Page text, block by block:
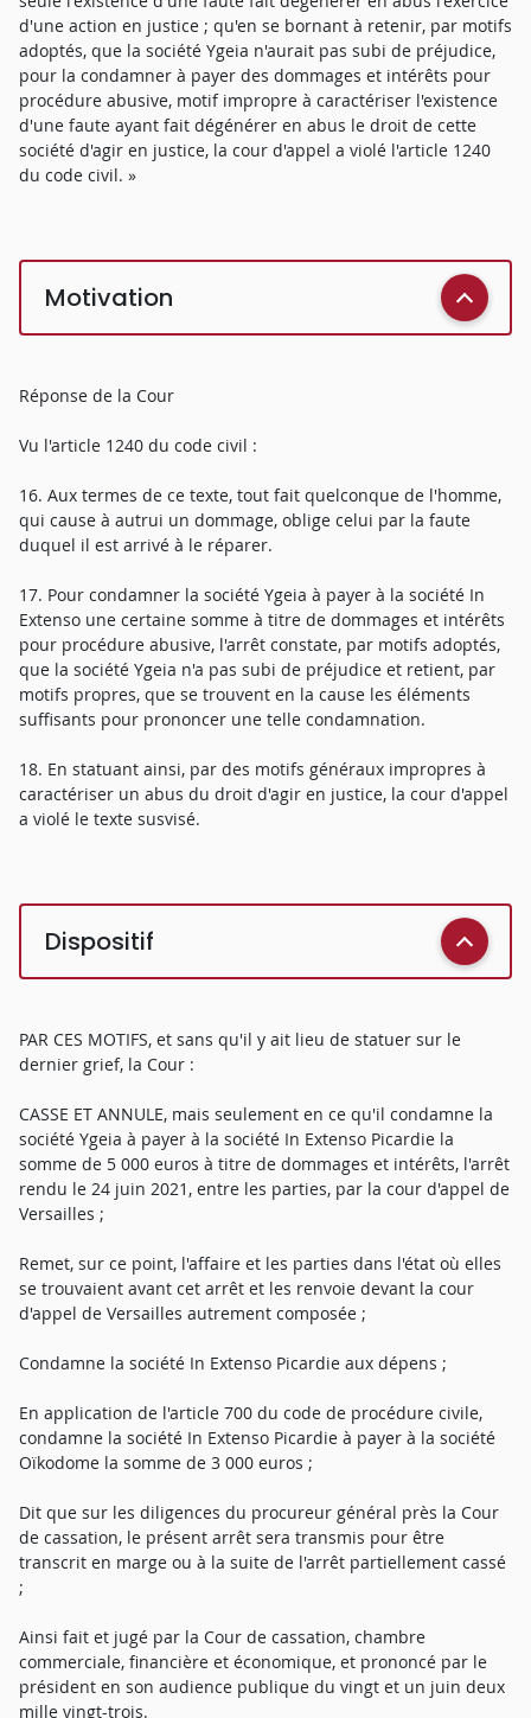
d'une action en justice ; qu'en se bornant à retenir, par motifs
adoptés, que la société Ygeia n'aurait pas subi de préjudice,
pour la condamner à payer des dommages et intérêts pour
procédure abusive, motif impropre à caractériser l'existence
d'une faute ayant fait dégénérer en abus le droit de cette
société d'agir en justice, la cour d'appel a violé l'article 1240
du code civil. »
Motivation
Réponse de la Cour
Vu l'article 1240 du code civil :
16. Aux termes de ce texte, tout fait quelconque de l'homme,
qui cause à autrui un dommage, oblige celui par la faute
duquel il est arrivé à le réparer.
17. Pour condamner la société Ygeia à payer à la société In
Extenso une certaine somme à titre de dommages et intérêts
pour procédure abusive, l'arrêt constate, par motifs adoptés,
que la société Ygeia n'a pas subi de préjudice et retient, par
motifs propres, que se trouvent en la cause les éléments
suffisants pour prononcer une telle condamnation.
18. En statuant ainsi, par des motifs généraux impropres à
caractériser un abus du droit d'agir en justice, la cour d'appel
a violé le texte susvisé.
Dispositif
PAR CES MOTIFS, et sans qu'il y ait lieu de statuer sur le
dernier grief, la Cour :
CASSE ET ANNULE, mais seulement en ce qu'il condamne la
société Ygeia à payer à la société In Extenso Picardie la
somme de 5 000 euros à titre de dommages et intérêts, l'arrêt
rendu le 24 juin 2021, entre les parties, par la cour d'appel de
Versailles ;
Remet, sur ce point, l'affaire et les parties dans l'état où elles
se trouvaient avant cet arrêt et les renvoie devant la cour
d'appel de Versailles autrement composée ;
Condamne la société In Extenso Picardie aux dépens ;
En application de l'article 700 du code de procédure civile,
condamne la société In Extenso Picardie à payer à la société
Oïkodome la somme de 3 000 euros ;
Dit que sur les diligences du procureur général près la Cour
de cassation, le présent arrêt sera transmis pour être
transcrit en marge ou à la suite de l'arrêt partiellement cassé
;
Ainsi fait et jugé par la Cour de cassation, chambre
commerciale, financière et économique, et prononcé par le
président en son audience publique du vingt et un juin deux
mille vingt-trois.